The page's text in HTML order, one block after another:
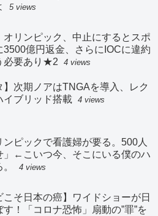
5 views
オリンピック、中止にするとスポ
3500億円返金、さらにIOCに違約
必要あり★2
4 views
】次期ノアはTNGAを導入、レク
イブリッド搭載
4 views
ンピックで看護婦が要る。500人
」←こいつ今、そこにいる僕のハ
4 views
こそ日本の癌】ワイドショーが日
す！「コロナ恐怖」扇動の”罪”を